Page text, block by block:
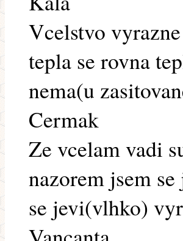
Vcelstvo
tepla se rovna
nema(u
Cermak
Ze vcelam vadi
nazorem jsem
se jevi(vlhko)